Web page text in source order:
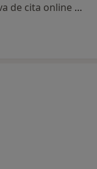
Este especialista no ofrece reserva de cita online en esta dirección.